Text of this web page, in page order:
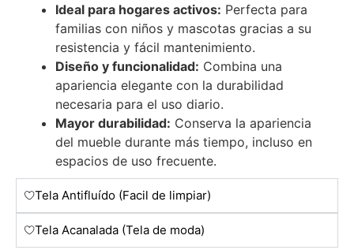
Ideal para hogares activos: Perfecta para
familias con niños y mascotas gracias a su
resistencia y fácil mantenimiento.
Diseño y funcionalidad: Combina una
apariencia elegante con la durabilidad
necesaria para el uso diario.
Mayor durabilidad: Conserva la apariencia
del mueble durante más tiempo, incluso en
espacios de uso frecuente.
Tela Antifluído (Facil de limpiar)
Tela Acanalada (Tela de moda)